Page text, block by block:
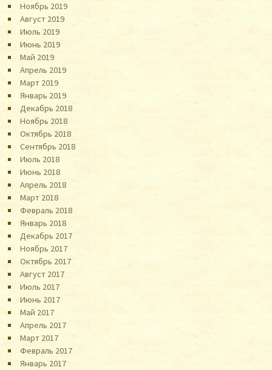
Ноябрь 2019
Август 2019
Июль 2019
Июнь 2019
Май 2019
Апрель 2019
Март 2019
Январь 2019
Декабрь 2018
Ноябрь 2018
Октябрь 2018
Сентябрь 2018
Июль 2018
Июнь 2018
Апрель 2018
Март 2018
Февраль 2018
Январь 2018
Декабрь 2017
Ноябрь 2017
Октябрь 2017
Август 2017
Июль 2017
Июнь 2017
Май 2017
Апрель 2017
Март 2017
Февраль 2017
Январь 2017